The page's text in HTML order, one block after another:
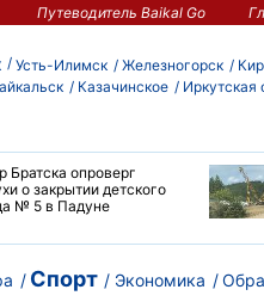
Путеводитель Baikal Go
Усть-Илимск Железногорск
Казачинское
Иркутская
Братска опроверг
о закрытии детского
№ 5 в Падуне
Спорт Экономика